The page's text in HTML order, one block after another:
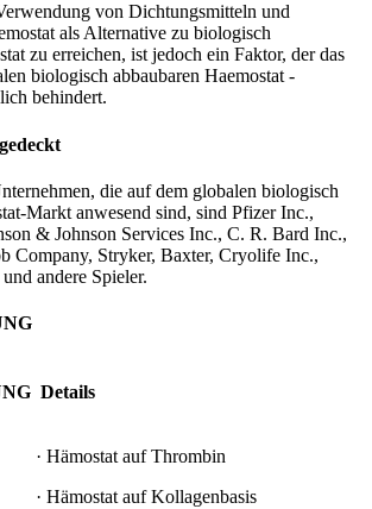
von Dichtungsmitteln und
als Alternative zu biologisch
zu erreichen, ist jedoch ein Faktor, der das
biologisch abbaubaren Haemostat -
behindert.
die auf dem globalen biologisch
Markt anwesend sind, sind Pfizer Inc.,
& Johnson Services Inc., C. R. Bard Inc.,
Company, Stryker, Baxter, Cryolife Inc.,
andere Spieler.
Details
· Hämostat auf Thrombin
· Hämostat auf Kollagenbasis